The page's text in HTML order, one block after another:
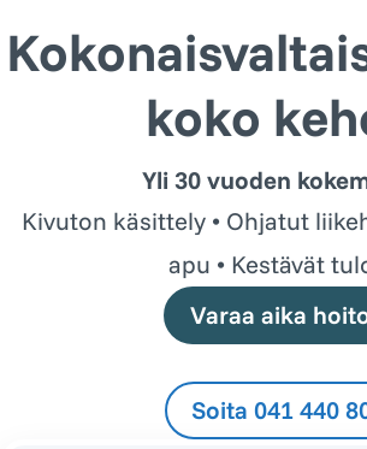
koko
Yli 30 vuoden
Kivuton käsittely • Ohjatut
apu • Kestävät
Varaa aika
Soita 041 440